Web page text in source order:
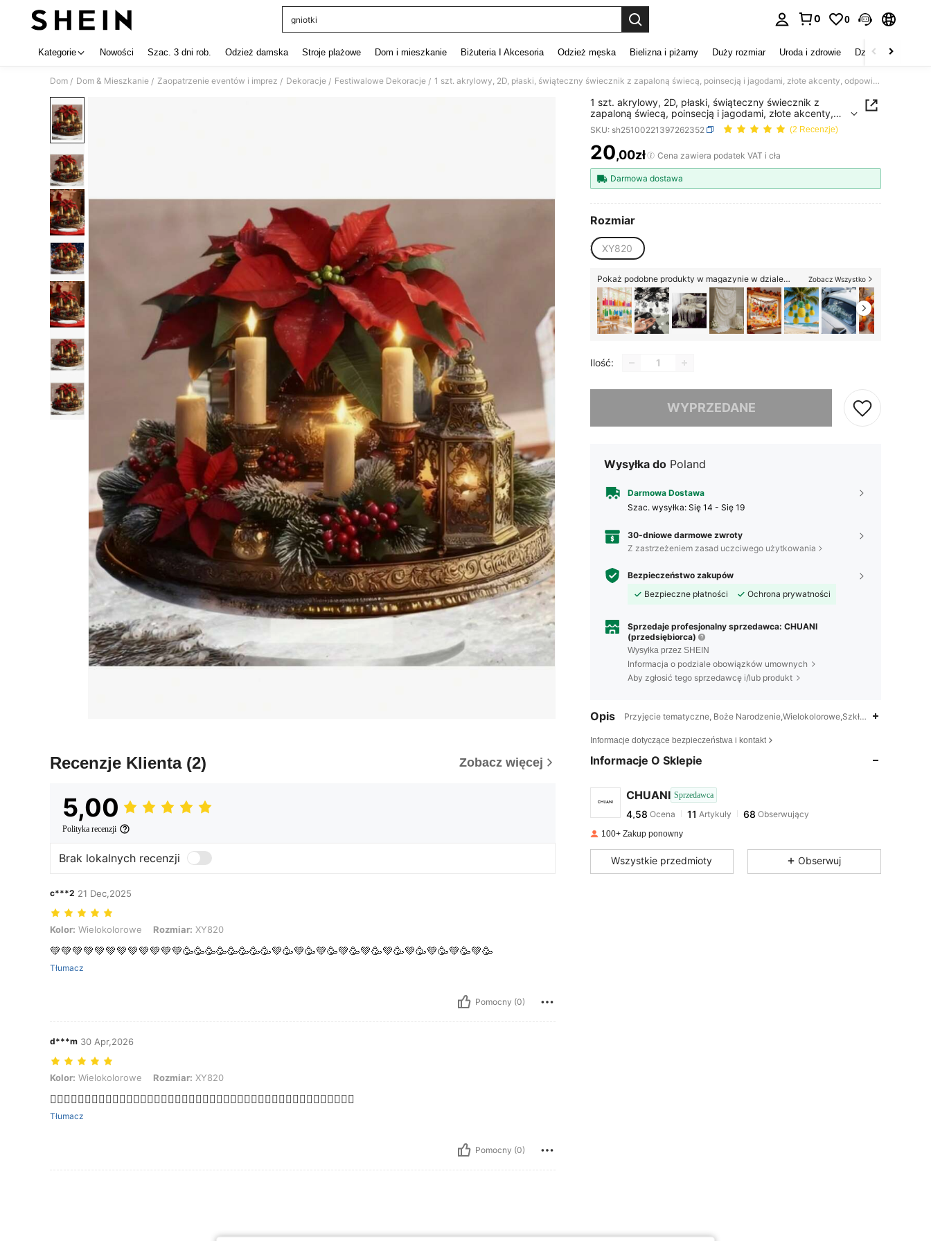
gniotki
0 0
Kategorie Nowości Szac. 3 dni rob. Odzież damska Stroje plażowe Dom i mieszkanie Biżuteria I Akcesoria Odzież męska Bielizna i piżamy Duży rozmiar Uroda i zdrowie Dzieci
Dom / Dom & Mieszkanie / Zaopatrzenie eventów i imprez / Dekoracje / Festiwalowe Dekoracje / 1 szt. akrylowy, 2D, płaski, świąteczny świecznik z zapaloną świecą, poinsecją i jagodami, złote akcenty, odpowiedni do dekoracji domu i biura, wielofunkcyjna dekoracja świąteczna, nie wymaga zasilania
Recenzje Klienta (2) Zobacz więcej
5,00
Polityka recenzji
Brak lokalnych recenzji
c***2 21 Dec,2025
Kolor: Wielokolorowe, Rozmiar: XY820
Kolor: Wielokolorowe Rozmiar: XY820
💚💚💚💚💚💚💚💚💚💚💚💚🥳🥳🥳🥳🥳🥳🥳🥳💚🥳💚🥳💚🥳💚🥳💚🥳💚🥳💚🥳💚🥳💚🥳💚🥳
Tłumacz
Pomocny (0)
d***m 30 Apr,2026
Kolor: Wielokolorowe, Rozmiar: XY820
Kolor: Wielokolorowe Rozmiar: XY820
👍🏼👍🏼👍🏼👍🏼👍🏼👍🏼👍🏼👍🏼👍🏼👍🏼👍🏼👍🏼👍🏼👍🏼👍🏼👍🏼👍🏼👍🏼👍🏼👍🏼👍🏼👍🏼
Tłumacz
Pomocny (0)
1 szt. akrylowy, 2D, płaski, świąteczny świecznik z
zapaloną świecą, poinsecją i jagodami, złote akcenty,
odpowiedni do dekoracji domu i biura, wielofunkcyjna
dekoracja świąteczna, nie wymaga zasilania
SKU: sh25100221397262352 (2 Recenzje)
PRICE AND AVAILABILITY
20,00zł Cena zawiera podatek VAT i cła
Darmowa dostawa
Rozmiar
XY820
Pokaż podobne produkty w magazynie w dziale 'XY820'
Zobacz Wszystko
Ilość:
WYPRZEDANE
Przepraszamy ten produkt został wyprzedany.
Wysyłka do Poland
Darmowa Dostawa
Szac. wysyłka: Się 14 - Się 19
30-dniowe darmowe zwroty
Z zastrzeżeniem zasad uczciwego użytkowania
Bezpieczeństwo zakupów
Bezpieczne płatności
Ochrona prywatności
Sprzedaje profesjonalny sprzedawca: CHUANI
(przedsiębiorca)
Wysyłka przez SHEIN
Informacja o podziale obowiązków umownych
Aby zgłosić tego sprzedawcę i/lub produkt
Opis Przyjęcie tematyczne, Boże Narodzenie,Wielokolorowe,Szkło akrylowe
Informacje dotyczące bezpieczeństwa i kontakt
Informacje O Sklepie
CHUANI Sprzedawca
4,58 11
68
4,58
11
68
4,58
11
4,58 Ocena 11Artykuły
6***m zaobserwował(-a)1 dzień temu
4,58
11
100+ Zakup ponowny
Wszystkie przedmioty Obserwuj